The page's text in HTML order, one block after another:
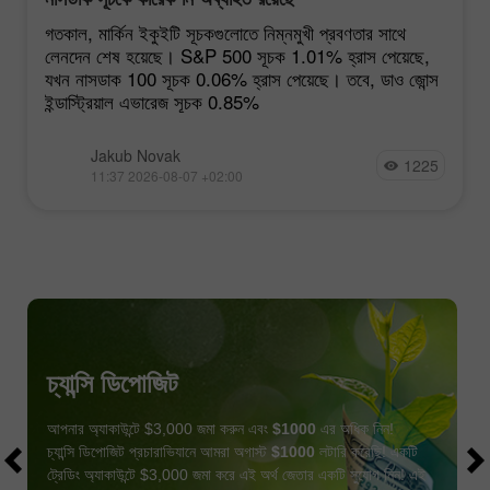
গতকাল, মার্কিন ইকুইটি সূচকগুলোতে নিম্নমুখী প্রবণতার সাথে
লেনদেন শেষ হয়েছে। S&P 500 সূচক 1.01% হ্রাস পেয়েছে,
যখন নাসডাক 100 সূচক 0.06% হ্রাস পেয়েছে। তবে, ডাও জোন্স
ইন্ডাস্ট্রিয়াল এভারেজ সূচক 0.85%
Jakub Novak
11:37 2026-08-07 +02:00 1225
চ্যান্সি ডিপোজিট
আপনার অ্যাকাউন্টে $3,000 জমা করুন এবং $1000 এর অধিক নিন!
চ্যান্সি ডিপোজিট প্রচারাভিযানে আমরা অগাস্ট $1000 লটারি করেছি! একটি
ট্রেডিং অ্যাকাউন্টে $3,000 জমা করে এই অর্থ জেতার একটি সুযোগ নিন! এই